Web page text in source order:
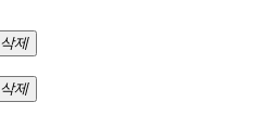
삭제
삭제